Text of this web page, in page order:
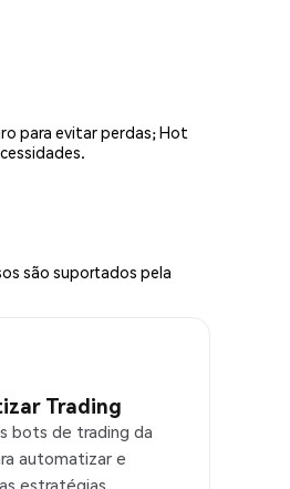
para evitar perdas; Hot
são suportados pela
Trading
bots de trading da
automatizar e